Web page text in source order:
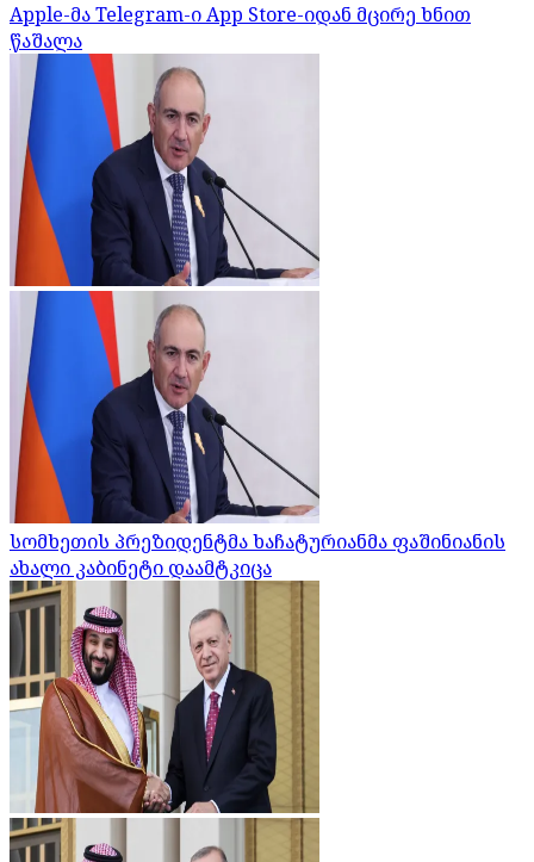
Apple-მა Telegram-ი App Store-იდან მცირე ხნით
წაშალა
სომხეთის პრეზიდენტმა ხაჩატურიანმა ფაშინიანის
ახალი კაბინეტი დაამტკიცა